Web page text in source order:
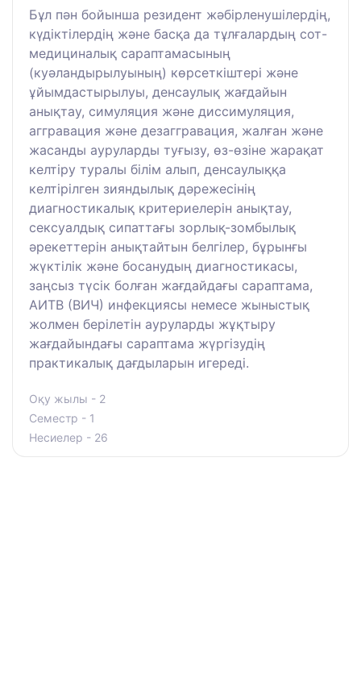
Бұл пән бойынша резидент жәбірленушілердің,
күдіктілердің және басқа да тұлғалардың сот-
медициналық сараптамасының
(куәландырылуының) көрсеткіштері және
ұйымдастырылуы, денсаулық жағдайын
анықтау, симуляция және диссимуляция,
аггравация және дезаггравация, жалған және
жасанды ауруларды туғызу, өз-өзіне жарақат
келтіру туралы білім алып, денсаулыққа
келтірілген зияндылық дәрежесінің
диагностикалық критериелерін анықтау,
сексуалдық сипаттағы зорлық-зомбылық
әрекеттерін анықтайтын белгілер, бұрынғы
жүктілік және босанудың диагностикасы,
заңсыз түсік болған жағдайдағы сараптама,
АИТВ (ВИЧ) инфекциясы немесе жыныстық
жолмен берілетін ауруларды жұқтыру
жағдайындағы сараптама жүргізудің
практикалық дағдыларын игереді.
Оқу жылы - 2
Семестр - 1
Несиелер - 26